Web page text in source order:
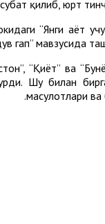
қилиб, юрт
“Янги ҳаёт
гап” мавзусида
“Қиёт” ва
Шу билан
маҳсулотлари